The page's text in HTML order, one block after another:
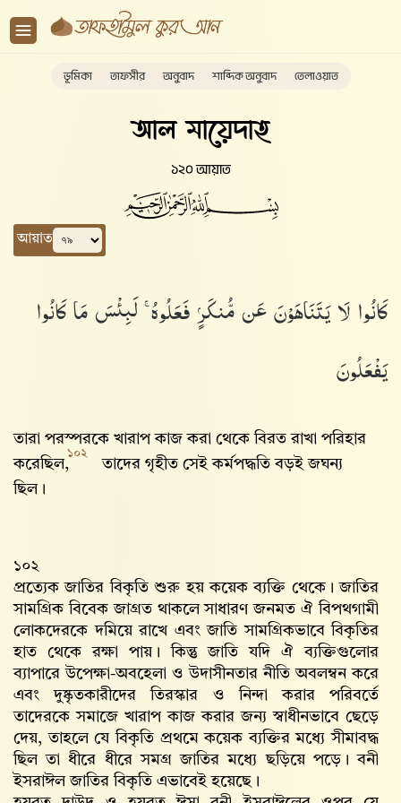
ভূমিকা তাফসীর অনুবাদ শাব্দিক অনুবাদ তেলাওয়াত
আল মায়েদাহ
১২০ আয়াত
আয়াত
كَانُوا۟ لَا يَتَنَاهَوْنَ عَن مُّنكَرٍۢ فَعَلُوهُ ۚ لَبِئْسَ مَا كَانُوا۟
يَفْعَلُونَ
তারা পরস্পরকে খারাপ কাজ করা থেকে বিরত রাখা পরিহার
করেছিল,
১০২
তাদের গৃহীত সেই কর্মপদ্ধতি বড়ই জঘন্য
ছিল।
১০২
প্রত্যেক জাতির বিকৃতি শুরু হয় কয়েক ব্যক্তি থেকে। জাতির
সামগ্রিক বিবেক জাগ্রত থাকলে সাধারণ জনমত ঐ বিপথগামী
লোকদেরকে দমিয়ে রাখে এবং জাতি সামগ্রিকভাবে বিকৃতির
হাত থেকে রক্ষা পায়। কিন্তু জাতি যদি ঐ ব্যক্তিগুলোর
ব্যাপারে উপেক্ষা-অবহেলা ও উদাসীনতার নীতি অবলম্বন করে
এবং দুষ্কৃতকারীদের তিরস্কার ও নিন্দা করার পরিবর্তে
তাদেরকে সমাজে খারাপ কাজ করার জন্য স্বাধীনভাবে ছেড়ে
দেয়, তাহলে যে বিকৃতি প্রথমে কয়েক ব্যক্তির মধ্যে সীমাবদ্ধ
ছিল তা ধীরে ধীরে সমগ্র জাতির মধ্যে ছড়িয়ে পড়ে। বনী
ইসরাঈল জাতির বিকৃতি এভাবেই হয়েছে।